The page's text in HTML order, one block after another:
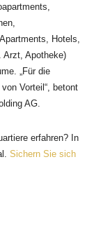
Hotels,
Arzt, Apotheke)
„Für die
Vorteil“, betont
AG.
erfahren? In
Sichern Sie sich